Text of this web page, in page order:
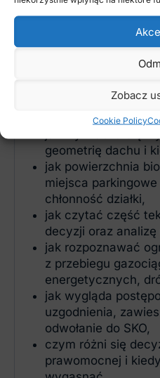
Zobacz
Cookie Policy
jak sprawdzić
możliwość
wybiera zabudowę
intensywność,
szerokość elewacji
geometrię dachu i
jak powierzchnia
miejsca parkingowe
chłonność działki,
jak czytać część
decyzji oraz
jak rozpoznawać
z przebiegu
energetycznych,
jak wygląda
uzgodnienia,
odwołanie do SKO,
czym różni się
prawomocnej i